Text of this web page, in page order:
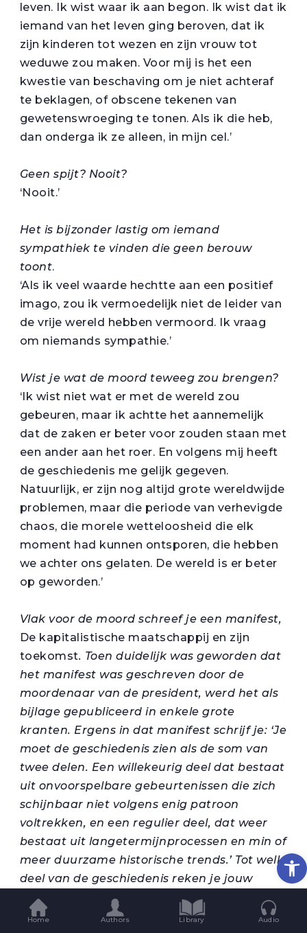
leven. Ik wist waar ik aan begon. Ik wist dat ik
iemand van het leven ging beroven, dat ik
zijn kinderen tot wezen en zijn vrouw tot
weduwe zou maken. Voor mij is het een
kwestie van beschaving om je niet achteraf
te beklagen, of obscene tekenen van
gewetenswroeging te tonen. Als ik die heb,
dan onderga ik ze alleen, in mijn cel.’
Geen spijt? Nooit?
‘Nooit.’
Het is bijzonder lastig om iemand
sympathiek te vinden die geen berouw
toont.
‘Als ik veel waarde hechtte aan een positief
imago, zou ik vermoedelijk niet de leider van
de vrije wereld hebben vermoord. Ik vraag
om niemands sympathie.’
Wist je wat de moord teweeg zou brengen?
‘Ik wist niet wat er met de wereld zou
gebeuren, maar ik achtte het aannemelijk
dat de zaken er beter voor zouden staan met
een ander aan het roer. En volgens mij heeft
de geschiedenis me gelijk gegeven.
Natuurlijk, er zijn nog altijd grote wereldwijde
problemen, maar die periode van verhevigde
chaos, die morele wetteloosheid die elk
moment had kunnen ontsporen, die hebben
we achter ons gelaten. De wereld is er beter
op geworden.’
Vlak voor de moord schreef je een manifest,
De kapitalistische maatschappij en zijn
toekomst. Toen duidelijk was geworden dat
het manifest was geschreven door de
moordenaar van de president, werd het als
bijlage gepubliceerd in enkele grote
kranten. Ergens in dat manifest schrijf je: ‘Je
moet de geschiedenis zien als de som van
twee delen. Een willekeurig deel dat bestaat
uit onvoorspelbare gebeurtenissen die zich
schijnbaar niet volgens enig patroon
voltrekken, en een regulier deel, dat weer
bestaat uit langetermijnprocessen en min of
meer duurzame historische trends.’ Tot welk
deel van de geschiedenis reken je jouw
daad?
‘Dat is een moeilijke vraag. Een
Home Authors Library Audio